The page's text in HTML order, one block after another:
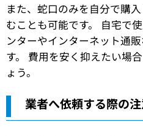
また、蛇口のみを自分で購
むことも可能です。 自宅で
ンターやインターネット通
す。 費用を安く抑えたい場
ょう。
業者へ依頼する際の